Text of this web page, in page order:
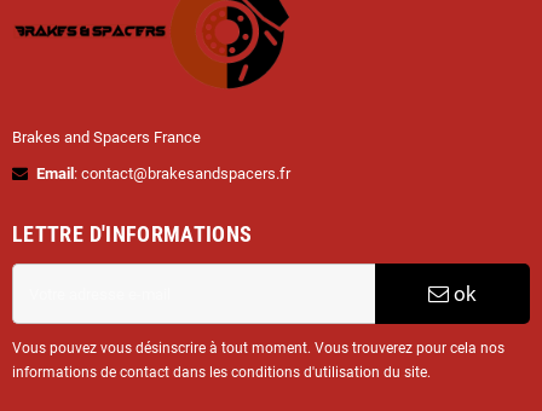
Brakes and Spacers France
Email : contact@brakesandspacers.fr
LETTRE D'INFORMATIONS
ok
Vous pouvez vous désinscrire à tout moment. Vous trouverez pour cela nos
informations de contact dans les conditions d'utilisation du site.